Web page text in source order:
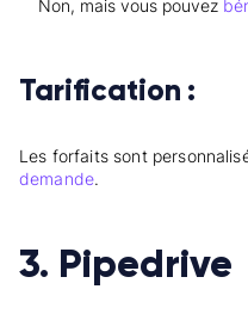
Non, mais vous pouvez
Tarification :
Les forfaits sont
demande.
3. Pipedrive